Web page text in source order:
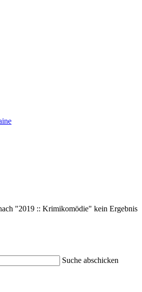
"2019 :: Krimikomödie" kein Ergebnis
Suche abschicken